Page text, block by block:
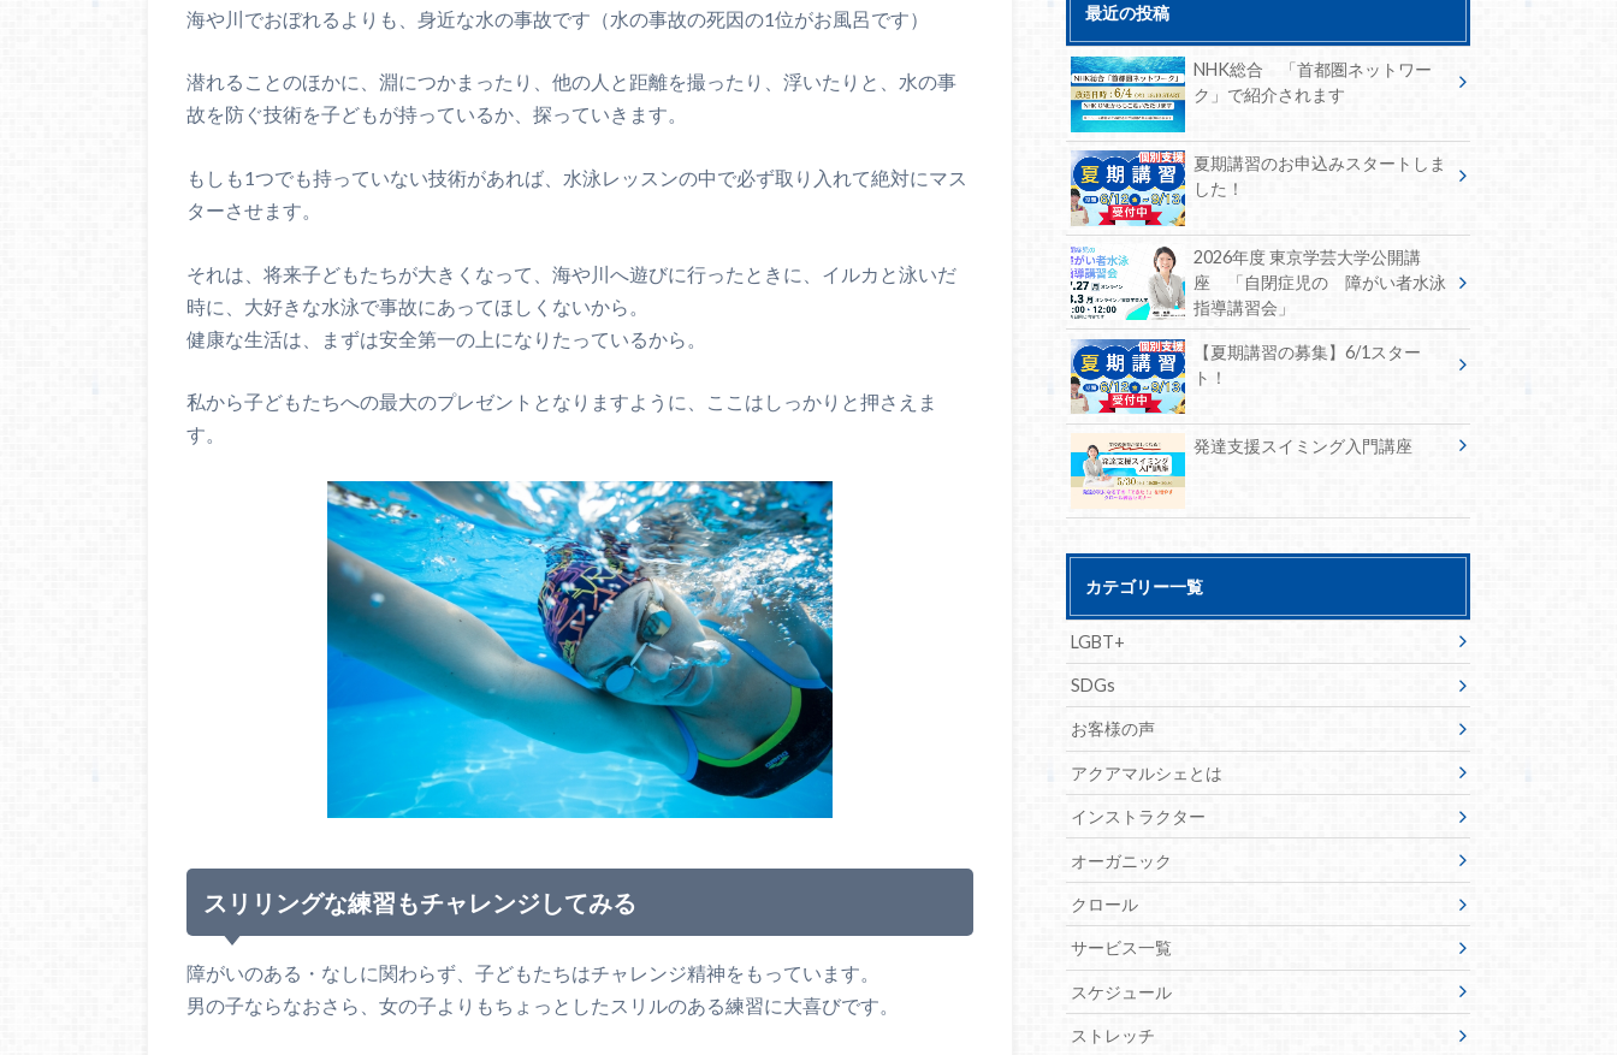
海や川でおぼれるよりも、身近な水の事故です（水の事故の死因の1位がお風呂です）
潜れることのほかに、淵につかまったり、他の人と距離を撮ったり、浮いたりと、水の事
故を防ぐ技術を子どもが持っているか、探っていきます。
もしも1つでも持っていない技術があれば、水泳レッスンの中で必ず取り入れて絶対にマス
ターさせます。
それは、将来子どもたちが大きくなって、海や川へ遊びに行ったときに、イルカと泳いだ
時に、大好きな水泳で事故にあってほしくないから。
健康な生活は、まずは安全第一の上になりたっているから。
私から子どもたちへの最大のプレゼントとなりますように、ここはしっかりと押さえま
す。
スリリングな練習もチャレンジしてみる
障がいのある・なしに関わらず、子どもたちはチャレンジ精神をもっています。
男の子ならなおさら、女の子よりもちょっとしたスリルのある練習に大喜びです。
最近の投稿
NHK総合 「首都圏ネットワー
ク」で紹介されます
夏期講習のお申込みスタートしま
した！
2026年度 東京学芸大学公開講
座 「自閉症児の 障がい者水泳
指導講習会」
【夏期講習の募集】6/1スター
ト！
発達支援スイミング入門講座
カテゴリー一覧
LGBT+
SDGs
お客様の声
アクアマルシェとは
インストラクター
オーガニック
クロール
サービス一覧
スケジュール
ストレッチ